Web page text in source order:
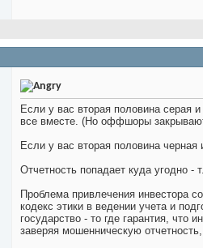
Если у вас вторая половина серая
все вместе. (Но оффшоры
Если у вас вторая половина
Отчетность попадает куда угодно -
Проблема привлечения инвестора
кодекс этики в ведении учета и
государство - то где гарантия,
заверяя мошенническую